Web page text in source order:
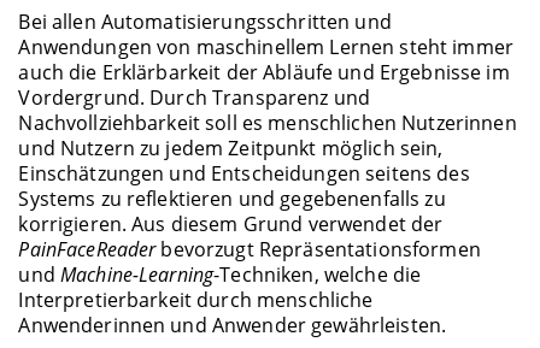
Bei allen Automatisierungsschritten und
Anwendungen von maschinellem Lernen steht immer
auch die Erklärbarkeit der Abläufe und Ergebnisse im
Vordergrund. Durch Transparenz und
Nachvollziehbarkeit soll es menschlichen Nutzerinnen
und Nutzern zu jedem Zeitpunkt möglich sein,
Einschätzungen und Entscheidungen seitens des
Systems zu reflektieren und gegebenenfalls zu
korrigieren. Aus diesem Grund verwendet der
PainFaceReaderbevorzugt Repräsentationsformen
und Machine-Learning-Techniken, welche die
Interpretierbarkeit durch menschliche
Anwenderinnen und Anwender gewährleisten.